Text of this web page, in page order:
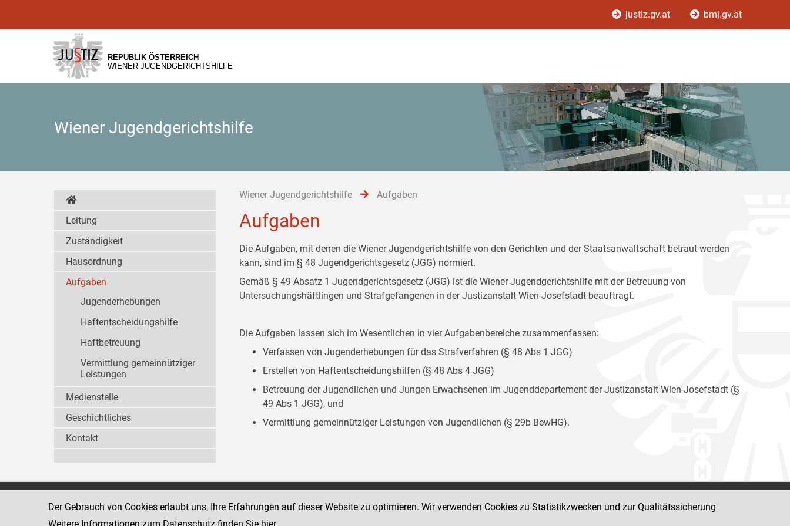
[1]
[2]
[3]
justiz.gv.at bmj.gv.at
REPUBLIK ÖSTERREICH
WIENER JUGENDGERICHTSHILFE
Wiener Jugendgerichtshilfe
Wiener Jugendgerichtshilfe Aufgaben
Aufgaben
Die Aufgaben, mit denen die Wiener Jugendgerichtshilfe von den Gerichten und der Staatsanwaltschaft betraut werden
kann, sind im § 48 Jugendgerichtsgesetz (JGG) normiert.
Gemäß § 49 Absatz 1 Jugendgerichtsgesetz (JGG) ist die Wiener Jugendgerichtshilfe mit der Betreuung von
Untersuchungshäftlingen und Strafgefangenen in der Justizanstalt Wien-Josefstadt beauftragt.
Die Aufgaben lassen sich im Wesentlichen in vier Aufgabenbereiche zusammenfassen:
Verfassen von Jugenderhebungen für das Strafverfahren (§ 48 Abs 1 JGG)
Erstellen von Haftentscheidungshilfen (§ 48 Abs 4 JGG)
Betreuung der Jugendlichen und Jungen Erwachsenen im Jugenddepartement der Justizanstalt Wien-Josefstadt (§
49 Abs 1 JGG), und
Vermittlung gemeinnütziger Leistungen von Jugendlichen (§ 29b BewHG).
Leitung
Zuständigkeit
Hausordnung
Aufgaben
Jugenderhebungen
Haftentscheidungshilfe
Haftbetreuung
Vermittlung gemeinnütziger
Leistungen
Medienstelle
Geschichtliches
Kontakt
Wiener Jugendgerichtshilfe
www.justiz.gv.at/WrJGH
1080 Wien
Social Media Kanäle
Impressum
Der Gebrauch von Cookies erlaubt uns, Ihre Erfahrungen auf dieser Website zu optimieren. Wir verwenden Cookies zu Statistikzwecken und zur Qualitätssicherung